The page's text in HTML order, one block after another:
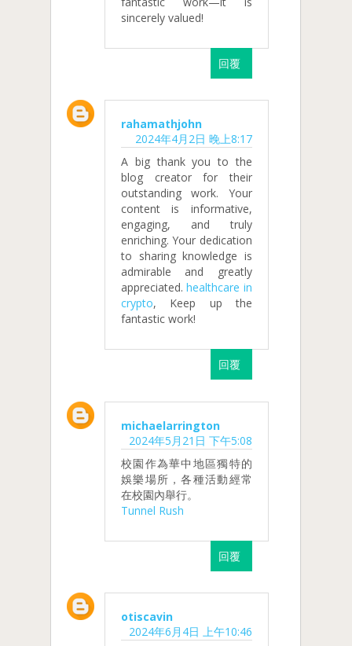
sincerely valued!
回覆
rahamathjohn
2024年4月2日 晚上8:17
A big thank you to the
blog creator for their
outstanding work. Your
content is informative,
engaging, and truly
enriching. Your dedication
to sharing knowledge is
admirable and greatly
appreciated.healthcare in
crypto, Keep up the
fantastic work!
回覆
michaelarrington
2024年5月21日 下午5:08
校園作為華中地區獨特的
娛樂場所，各種活動經常
在校園內舉行。
Tunnel Rush
回覆
otiscavin
2024年6月4日 上午10:46